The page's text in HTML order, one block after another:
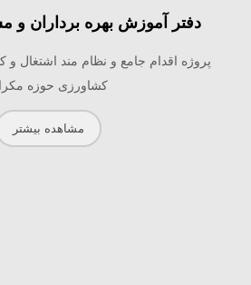
دفتر آموزش بهره برداران و
پروژه اقدام جامع و نظام مند اشتغال و
کشاورزی حوزه
مشاهده بیشتر